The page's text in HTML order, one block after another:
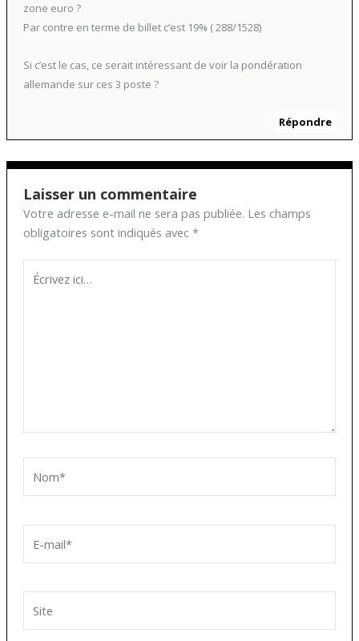
zone euro ?
Par contre en terme de billet c’est 19% ( 288/1528)
Si c’est le cas, ce serait intéressant de voir la pondération
allemande sur ces 3 poste ?
Répondre
Laisser un commentaire
Votre adresse e-mail ne sera pas publiée. Les champs
obligatoires sont indiqués avec *
ici…
mail*